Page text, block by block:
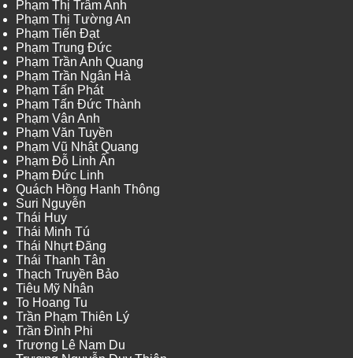
Phạm Thị Trâm Anh
Phạm Thị Tường An
Phạm Tiến Đạt
Phạm Trung Đức
Phạm Trần Anh Quang
Phạm Trần Ngân Hà
Phạm Tấn Phát
Phạm Tấn Đức Thành
Phạm Vân Anh
Phạm Văn Tuyền
Phạm Vũ Nhật Quang
Phạm Đỗ Linh Ấn
Phạm Đức Linh
Quách Hồng Hanh Thông
Suri Nguyễn
Thái Huy
Thái Minh Tú
Thái Nhựt Đăng
Thái Thanh Tân
Thạch Truyền Bảo
Tiêu Mỹ Nhân
To Hoang Tu
Trần Phạm Thiên Lý
Trần Đình Phi
Trương Lê Nam Du